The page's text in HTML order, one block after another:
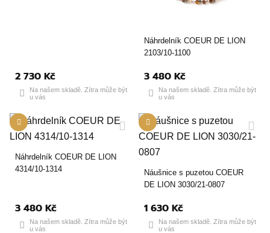
2 730 Kč
Na našem skladě. Zítra může být
u vás
Náhrdelník COEUR DE LION
2103/10-1100
3 480 Kč
Na našem skladě. Zítra může být
u vás
Náhrdelník COEUR DE LION
4314/10-1314
3 480 Kč
Na našem skladě. Zítra může být
u vás
Náušnice s puzetou COEUR
DE LION 3030/21-0807
1 630 Kč
Na našem skladě. Zítra může být
u vás